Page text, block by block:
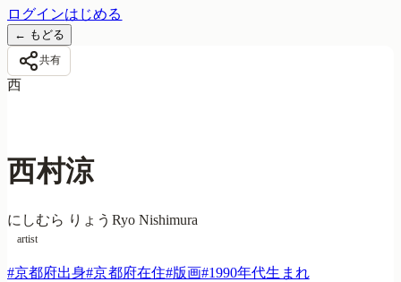
ログインはじめる
← もどる
共有
西
西村涼
にしむら りょう Ryo Nishimura
artist
#京都府出身#京都府在住#版画#1990年代生まれ